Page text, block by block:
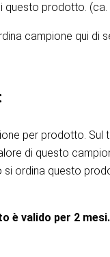
questo prodotto. (ca.
campione qui di
per prodotto.
di questo
ordina questo
è valido per 2 mesi.